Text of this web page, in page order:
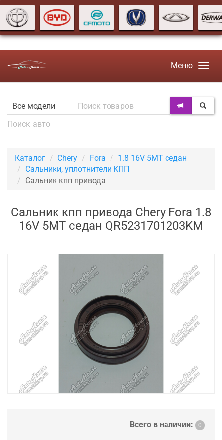
Меню
Каталог Chery Fora
1.8 16V 5MT седан
Сальники, уплотнители КПП
Сальник кпп привода
Сальник кпп привода Chery Fora 1.8
16V 5MT седан QR5231701203KM
Всего в наличии: 0